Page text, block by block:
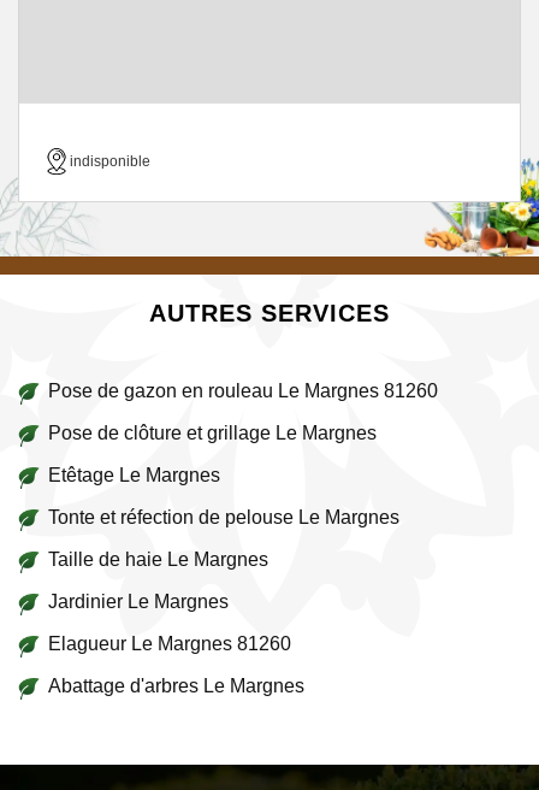
indisponible
AUTRES SERVICES
Pose de gazon en rouleau Le Margnes 81260
Pose de clôture et grillage Le Margnes
Etêtage Le Margnes
Tonte et réfection de pelouse Le Margnes
Taille de haie Le Margnes
Jardinier Le Margnes
Elagueur Le Margnes 81260
Abattage d'arbres Le Margnes